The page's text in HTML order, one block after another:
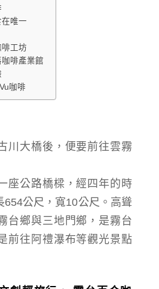
唯一
工坊
啡產業館
咖啡
川大橋後，便要前往雲霧
座公路橋樑，經四年的時
654公尺，寬10公尺。高聳
台鄉與三地門鄉，是霧台
前往阿禮瀑布等觀光景點